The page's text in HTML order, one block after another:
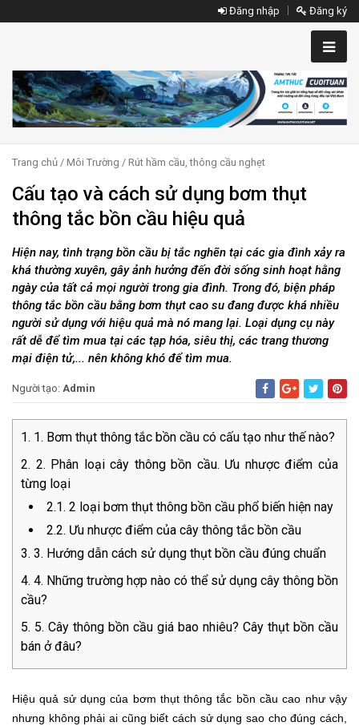
Đăng nhập Đăng ký
Trang chủ / Môi Trường / Rút hầm cầu, thông cầu nghẹt
Cấu tạo và cách sử dụng bơm thụt
thông tắc bồn cầu hiệu quả
Hiện nay, tình trạng bồn cầu bị tắc nghẽn tại các gia đình xảy ra
khá thường xuyên, gây ảnh hưởng đến đời sống sinh hoạt hằng
ngày của tất cả mọi người trong gia đình. Trong đó, biện pháp
thông tắc bồn cầu bằng bơm thụt cao su đang được khá nhiều
người sử dụng với hiệu quả mà nó mang lại. Loại dụng cụ này
rất dễ để tìm mua tại các tạp hóa, siêu thị, các trang thương
mại điện tử,... nên không khó để tìm mua.
Người tạo: Admin
1. Bơm thụt thông tắc bồn cầu có cấu tạo như thế nào?
2. Phân loại cây thông bồn cầu. Ưu nhược điểm của
từng loại
2.1. 2 loại bơm thụt thông bồn cầu phổ biến hiện nay
2.2. Ưu nhược điểm của cây thông tắc bồn cầu
3. Hướng dẫn cách sử dụng thụt bồn cầu đúng chuẩn
4. Những trường hợp nào có thể sử dụng cây thông bồn
cầu?
5. Cây thông bồn cầu giá bao nhiêu? Cây thụt bồn cầu
bán ở đâu?
Hiệu quả sử dụng của bơm thụt thông tắc bồn cầu cao như vậy
nhưng không phải ai cũng biết cách sử dụng sao cho đúng cách,